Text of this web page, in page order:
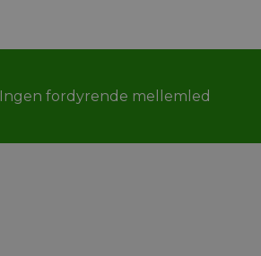
Ingen fordyrende mellemled